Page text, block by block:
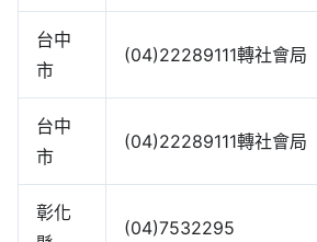
台中
市
(04)22289111轉社會局
台中
市
(04)22289111轉社會局
彰化
(04)7532295